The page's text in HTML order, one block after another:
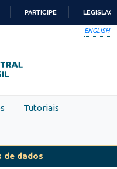
PARTICIPE
ENGLISH
Tutoriais
de dados